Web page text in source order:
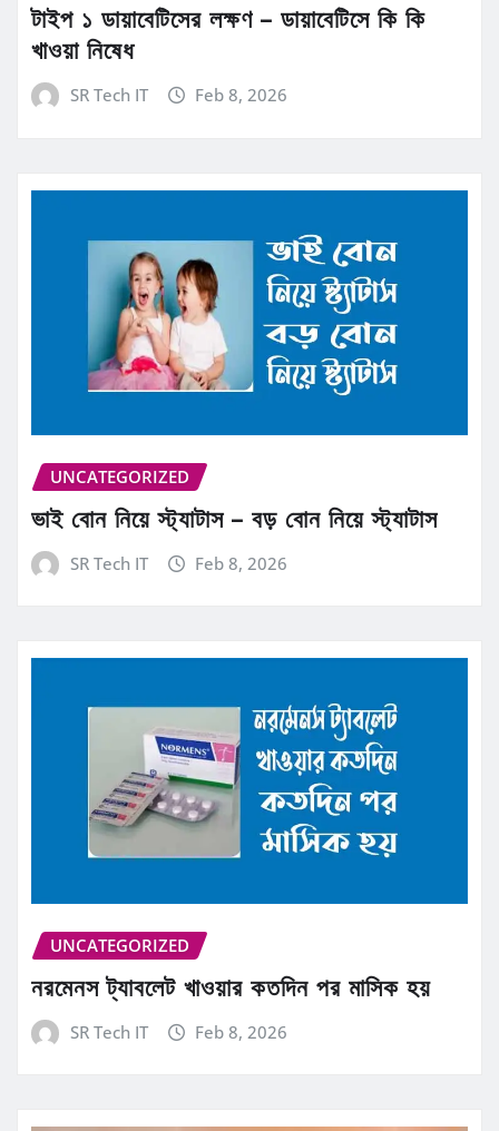
টাইপ ১ ডায়াবেটিসের লক্ষণ – ডায়াবেটিসে কি কি
খাওয়া নিষেধ
SR Tech IT Feb 8, 2026
UNCATEGORIZED
ভাই বোন নিয়ে স্ট্যাটাস – বড় বোন নিয়ে স্ট্যাটাস
SR Tech IT Feb 8, 2026
UNCATEGORIZED
নরমেনস ট্যাবলেট খাওয়ার কতদিন পর মাসিক হয়
SR Tech IT Feb 8, 2026